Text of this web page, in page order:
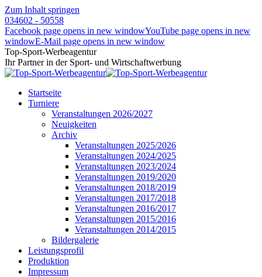
Zum Inhalt springen
034602 - 50558
Facebook page opens in new windowYouTube page opens in new
windowE-Mail page opens in new window
Top-Sport-Werbeagentur
Ihr Partner in der Sport- und Wirtschaftwerbung
Startseite
Turniere
Veranstaltungen 2026/2027
Neuigkeiten
Archiv
Veranstaltungen 2025/2026
Veranstaltungen 2024/2025
Veranstaltungen 2023/2024
Veranstaltungen 2019/2020
Veranstaltungen 2018/2019
Veranstaltungen 2017/2018
Veranstaltungen 2016/2017
Veranstaltungen 2015/2016
Veranstaltungen 2014/2015
Bildergalerie
Leistungsprofil
Produktion
Impressum